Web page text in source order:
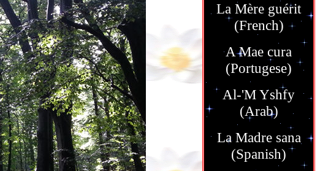
La Mère guérit
(French)
A Mae cura
(Portugese)
Al-'M Yshfy
(Arab)
La Madre sana
(Spanish)